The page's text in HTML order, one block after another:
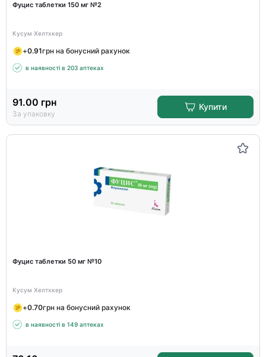
Фуцис таблетки 150 мг №2
Кусум Хелтхкер
+0.91грн на бонусний рахунок
в наявності в 203 аптеках
91.00 грн
За упаковку
Купити
Фуцис таблетки 50 мг №10
Кусум Хелтхкер
+0.70грн на бонусний рахунок
в наявності в 149 аптеках